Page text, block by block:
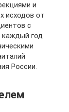
и
исходов от
с
каждый год
России.